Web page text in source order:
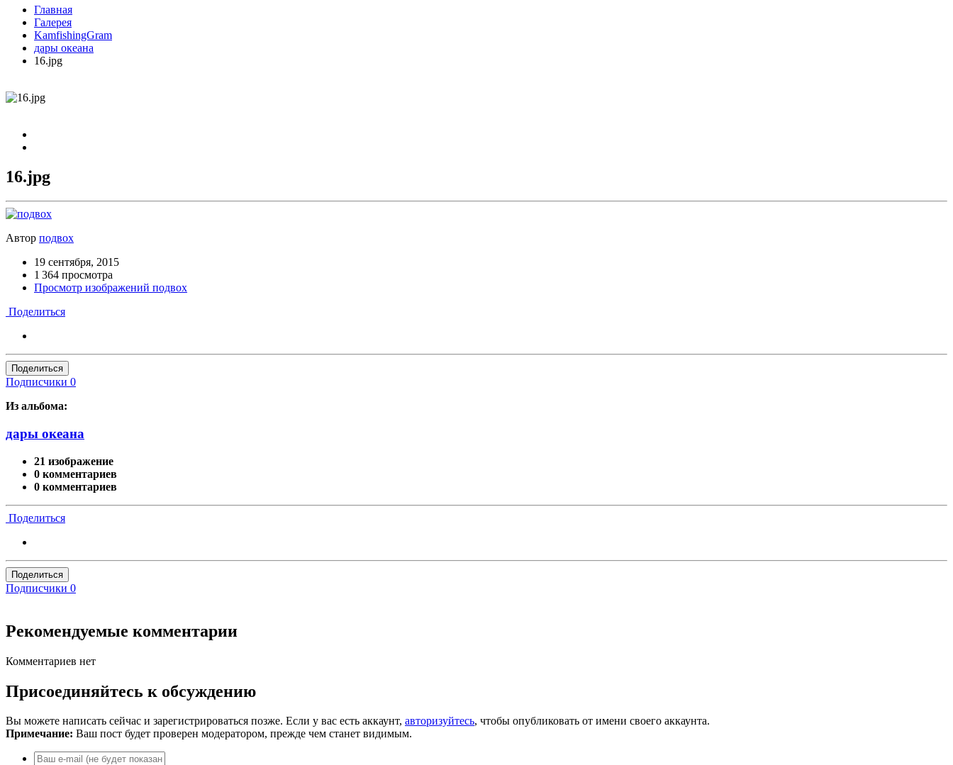
Главная
Галерея
KamfishingGram
дары океана
16.jpg
16.jpg
Автор подвох
19 сентября, 2015
1 364 просмотра
Просмотр изображений подвох
Поделиться
Поделиться
Подписчики 0
Из альбома:
дары океана
21 изображение
0 комментариев
0 комментариев
Поделиться
Поделиться
Подписчики 0
Рекомендуемые комментарии
Комментариев нет
Присоединяйтесь к обсуждению
Вы можете написать сейчас и зарегистрироваться позже. Если у вас есть аккаунт, авторизуйтесь, чтобы опубликовать от имени своего аккаунта.
Примечание: Ваш пост будет проверен модератором, прежде чем станет видимым.